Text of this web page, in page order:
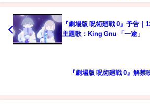
『劇場版 呪術廻戦 0』予告｜
主題歌：King Gnu 「一途」
『劇場版 呪術廻戦 0』解禁